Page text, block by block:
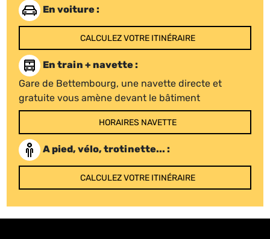
En voiture :
CALCULEZ VOTRE ITINÉRAIRE
En train + navette :
Gare de Bettembourg, une navette directe et
gratuite vous amène devant le bâtiment
HORAIRES NAVETTE
A pied, vélo, trotinette... :
CALCULEZ VOTRE ITINÉRAIRE